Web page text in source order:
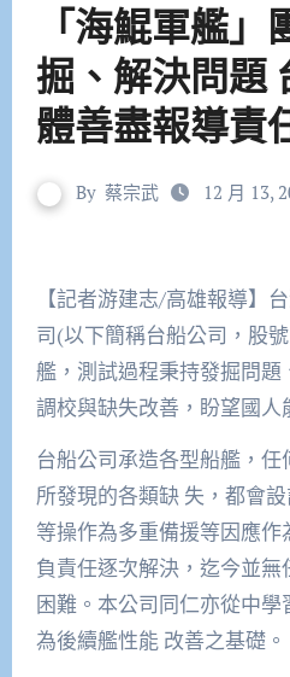
「海鯤軍艦
掘、解決問題
體善盡報導責
By 蔡宗武 12 月 13,
【記者游建志/高雄報導】台灣國際造船股份有限公
司(以下簡稱台船公司，股
艦，測試過程秉持發掘問
調校與缺失改善，盼望國人
台船公司承造各型船艦，
所發現的各類缺 失，都會
等操作為多重備援等因應
負責任逐次解決，迄今並
困難。本公司同仁亦從中
為後續艦性能 改善之基礎。